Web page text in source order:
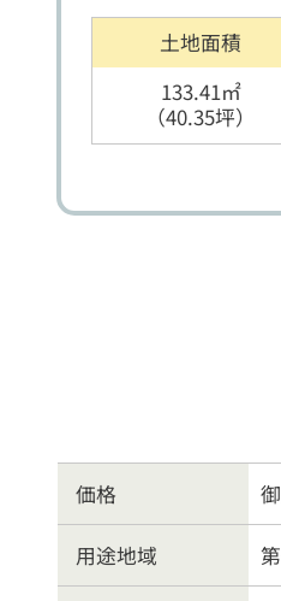
土地面積
133.41㎡
（40.35坪）
価格
用途地域
戸
物